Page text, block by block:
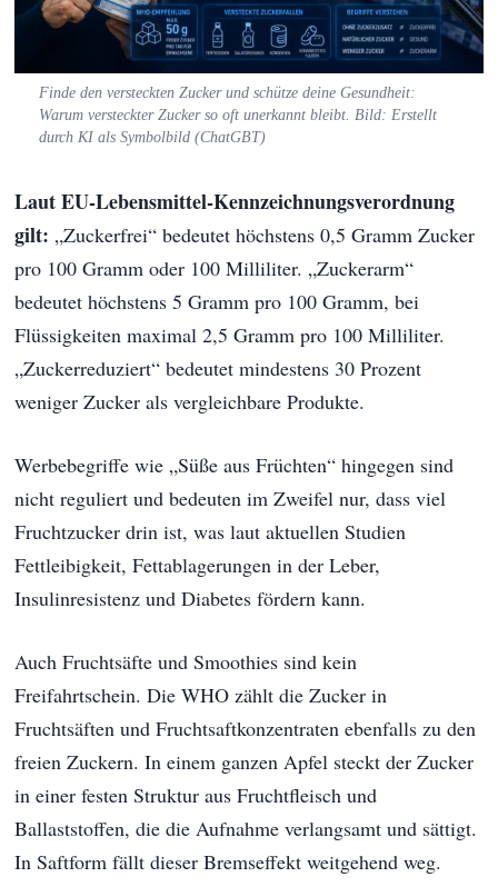
Finde den versteckten Zucker und schütze deine Gesundheit:
Warum versteckter Zucker so oft unerkannt bleibt. Bild: Erstellt
durch KI als Symbolbild (ChatGBT)
Laut EU-Lebensmittel-Kennzeichnungsverordnung
gilt: „Zuckerfrei“ bedeutet höchstens 0,5 Gramm Zucker
pro 100 Gramm oder 100 Milliliter. „Zuckerarm“
bedeutet höchstens 5 Gramm pro 100 Gramm, bei
Flüssigkeiten maximal 2,5 Gramm pro 100 Milliliter.
„Zuckerreduziert“ bedeutet mindestens 30 Prozent
weniger Zucker als vergleichbare Produkte.
Werbebegriffe wie „Süße aus Früchten“ hingegen sind
nicht reguliert und bedeuten im Zweifel nur, dass viel
Fruchtzucker drin ist, was laut aktuellen Studien
Fettleibigkeit, Fettablagerungen in der Leber,
Insulinresistenz und Diabetes fördern kann.
Auch Fruchtsäfte und Smoothies sind kein
Freifahrtschein. Die WHO zählt die Zucker in
Fruchtsäften und Fruchtsaftkonzentraten ebenfalls zu den
freien Zuckern. In einem ganzen Apfel steckt der Zucker
in einer festen Struktur aus Fruchtfleisch und
Ballaststoffen, die die Aufnahme verlangsamt und sättigt.
In Saftform fällt dieser Bremseffekt weitgehend weg.